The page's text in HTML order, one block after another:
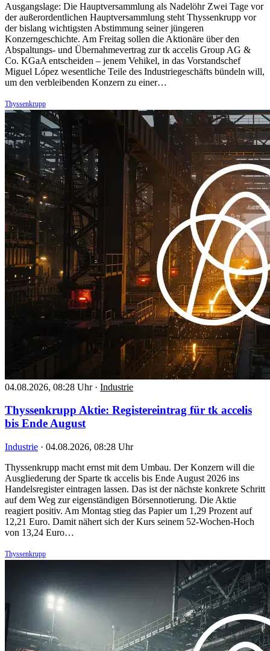
Ausgangslage: Die Hauptversammlung als Nadelöhr Zwei Tage vor
der außerordentlichen Hauptversammlung steht Thyssenkrupp vor
der bislang wichtigsten Abstimmung seiner jüngeren
Konzerngeschichte. Am Freitag sollen die Aktionäre über den
Abspaltungs- und Übernahmevertrag zur tk accelis Group AG &
Co. KGaA entscheiden – jenem Vehikel, in das Vorstandschef
Miguel López wesentliche Teile des Industriegeschäfts bündeln will,
um den verbleibenden Konzern zu einer…
Thyssenkrupp
04.08.2026, 08:28 Uhr · Industrie
Thyssenkrupp Aktie: Registereintrag für tk accelis
bis Ende August
Industrie · 04.08.2026, 08:28 Uhr
Thyssenkrupp macht ernst mit dem Umbau. Der Konzern will die
Ausgliederung der Sparte tk accelis bis Ende August 2026 ins
Handelsregister eintragen lassen. Das ist der nächste konkrete Schritt
auf dem Weg zur eigenständigen Börsennotierung. Die Aktie
reagiert positiv. Am Montag stieg das Papier um 1,29 Prozent auf
12,21 Euro. Damit nähert sich der Kurs seinem 52-Wochen-Hoch
von 13,24 Euro…
Thyssenkrupp